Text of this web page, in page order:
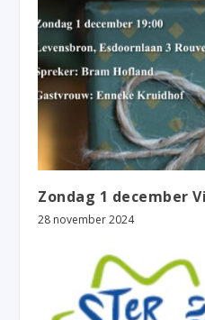
Zondag 1 december
28 november 2024